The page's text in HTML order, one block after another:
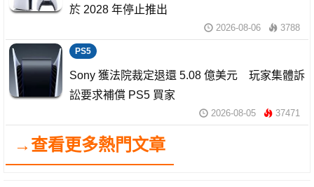
於 2028 年停止推出
2026-08-06 3788
PS5
Sony 獲法院裁定退還 5.08 億美元 玩家集體訴
訟要求補償 PS5 買家
2026-08-05 37471
→查看更多熱門文章